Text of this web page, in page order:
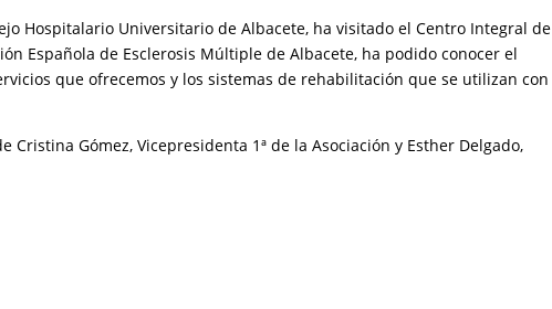
Hospitalario Universitario de Albacete, ha visitado el Centro Integral de
Española de Esclerosis Múltiple de Albacete, ha podido conocer el
que ofrecemos y los sistemas de rehabilitación que se utilizan con
Gómez, Vicepresidenta 1ª de la Asociación y Esther Delgado,